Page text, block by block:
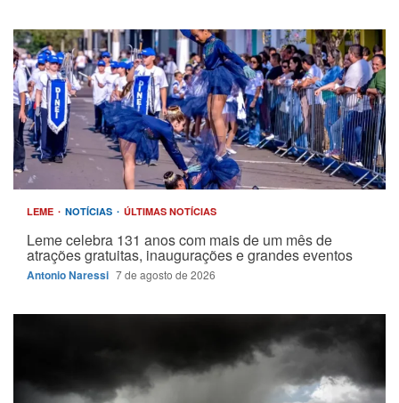
LEME NOTÍCIAS ÚLTIMAS NOTÍCIAS
Leme celebra 131 anos com mais de um mês de
atrações gratuitas, inaugurações e grandes eventos
Antonio Naressi 7 de agosto de 2026